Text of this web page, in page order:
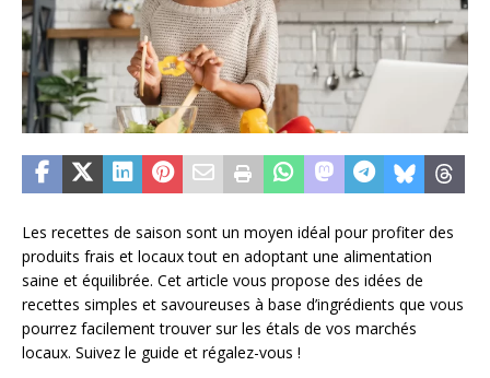
Les recettes de saison sont un moyen idéal pour profiter des
produits frais et locaux tout en adoptant une alimentation
saine et équilibrée. Cet article vous propose des idées de
recettes simples et savoureuses à base d’ingrédients que vous
pourrez facilement trouver sur les étals de vos marchés
locaux. Suivez le guide et régalez-vous !